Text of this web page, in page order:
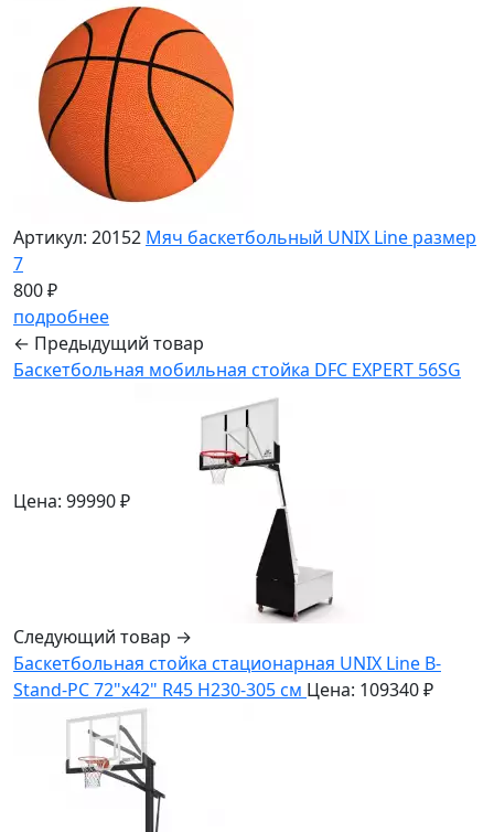
Артикул: 20152 Мяч баскетбольный UNIX Line размер
7
800 ₽
подробнее
← Предыдущий товар
Баскетбольная мобильная стойка DFC EXPERT 56SG
Цена: 99990 ₽
Следующий товар →
Баскетбольная стойка стационарная UNIX Line B-
Stand-PC 72"x42" R45 H230-305 см Цена: 109340 ₽